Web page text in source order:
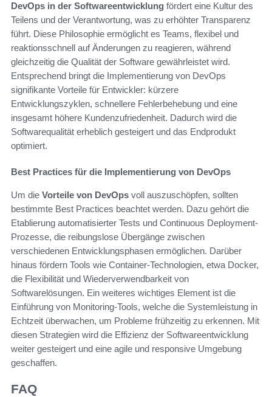
DevOps in der Softwareentwicklung fördert eine Kultur des
Teilens und der Verantwortung, was zu erhöhter Transparenz
führt. Diese Philosophie ermöglicht es Teams, flexibel und
reaktionsschnell auf Änderungen zu reagieren, während
gleichzeitig die Qualität der Software gewährleistet wird.
Entsprechend bringt die Implementierung von DevOps
signifikante Vorteile für Entwickler: kürzere
Entwicklungszyklen, schnellere Fehlerbehebung und eine
insgesamt höhere Kundenzufriedenheit. Dadurch wird die
Softwarequalität erheblich gesteigert und das Endprodukt
optimiert.
Best Practices für die Implementierung von DevOps
Um die Vorteile von DevOps voll auszuschöpfen, sollten
bestimmte Best Practices beachtet werden. Dazu gehört die
Etablierung automatisierter Tests und Continuous Deployment-
Prozesse, die reibungslose Übergänge zwischen
verschiedenen Entwicklungsphasen ermöglichen. Darüber
hinaus fördern Tools wie Container-Technologien, etwa Docker,
die Flexibilität und Wiederverwendbarkeit von
Softwarelösungen. Ein weiteres wichtiges Element ist die
Einführung von Monitoring-Tools, welche die Systemleistung in
Echtzeit überwachen, um Probleme frühzeitig zu erkennen. Mit
diesen Strategien wird die Effizienz der Softwareentwicklung
weiter gesteigert und eine agile und responsive Umgebung
geschaffen.
FAQ